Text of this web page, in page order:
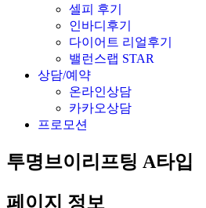
셀피 후기
인바디후기
다이어트 리얼후기
밸런스랩 STAR
상담/예약
온라인상담
카카오상담
프로모션
투명브이리프팅 A타입
페이지 정보